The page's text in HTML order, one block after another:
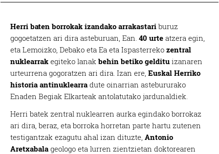
Herri baten borrokak izandako arrakastari buruz
gogoetatzen ari dira asteburuan, Ean.40 urte atzera egin,
eta Lemoizko, Debako eta Ea eta Ispasterreko zentral
nuklearrak egiteko lanakbehin betiko gelditu izanaren
urteurrena gogoratzen ari dira. Izan ere, Euskal Herriko
historia antinuklearra dute oinarrian astebururako
Enaden Begiak Elkarteak antolatutako jardunaldiek.
Herri batek zentral nuklearren aurka egindako borrokaz
ari dira, beraz, eta borroka horretan parte hartu zutenen
testigantzak ezagutu ahal izan dituzte,Antonio
Aretxabalageologo eta lurren zientzietan doktorearen